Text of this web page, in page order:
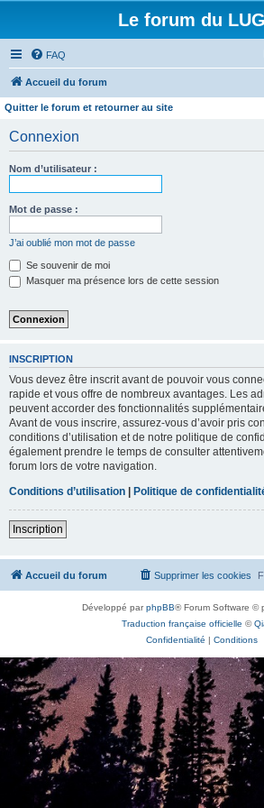
Le forum du
FAQ
Accueil du forum
Quitter le forum et retourner au site
Connexion
Nom d’utilisateur :
Mot de passe :
J’ai oublié mon mot de passe
Se souvenir de moi
Masquer ma présence lors de cette session
INSCRIPTION
Vous devez être inscrit avant de pouvoir vous
rapide et vous offre de nombreux avantages. Les
peuvent accorder des fonctionnalités
Avant de vous inscrire, assurez-vous d’avoir pris
conditions d’utilisation et de notre politique de
également prendre le temps de consulter
forum lors de votre navigation.
Conditions d’utilisation
Politique de
Inscription
Accueil du forum Supprimer les cookies
Développé parphpBB® Forum Software ©
Traduction française officielle ©
Confidentialité | Conditions